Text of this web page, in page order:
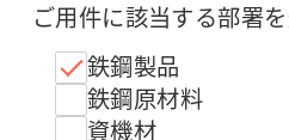
ご用件に該当する部署
鉄鋼製品
鉄鋼原材料
資機材